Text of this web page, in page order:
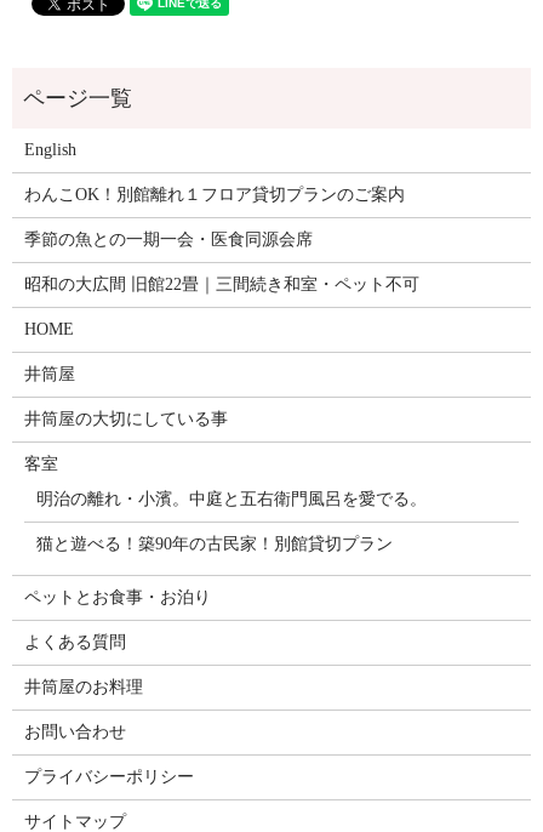
English
わんこOK！別館離れ１フロア貸切プランのご案内
季節の魚との一期一会・医食同源会席
昭和の大広間 旧館22畳｜三間続き和室・ペット不可
HOME
井筒屋
井筒屋の大切にしている事
客室
明治の離れ・小濱。中庭と五右衛門風呂を愛でる。
猫と遊べる！築90年の古民家！別館貸切プラン
ペットとお食事・お泊り
よくある質問
井筒屋のお料理
お問い合わせ
プライバシーポリシー
サイトマップ